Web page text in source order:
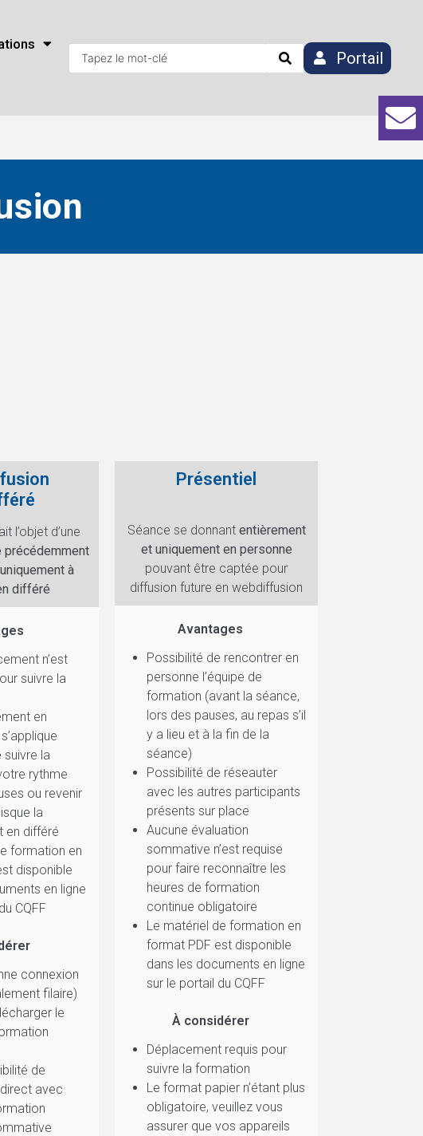
Portail
l’objet d’une
précédemment
à
différé
n’est
suivre la
en
suivre la
rythme
ou revenir
la
en différé
formation en
disponible
en ligne
CQFF
connexion
filaire)
le
de
avec
Présentiel
Séance se donnant entièrement
et uniquement en personne
pouvant être captée pour
diffusion future en webdiffusion
Avantages
Possibilité de rencontrer en
personne l’équipe de
formation (avant la séance,
lors des pauses, au repas s’il
y a lieu et à la fin de la
séance)
Possibilité de réseauter
avec les autres participants
présents sur place
Aucune évaluation
sommative n’est requise
pour faire reconnaître les
heures de formation
continue obligatoire
Le matériel de formation en
format PDF est disponible
dans les documents en ligne
sur le portail du CQFF
À considérer
Déplacement requis pour
suivre la formation
Le format papier n’étant plus
obligatoire, veuillez vous
assurer que vos appareils